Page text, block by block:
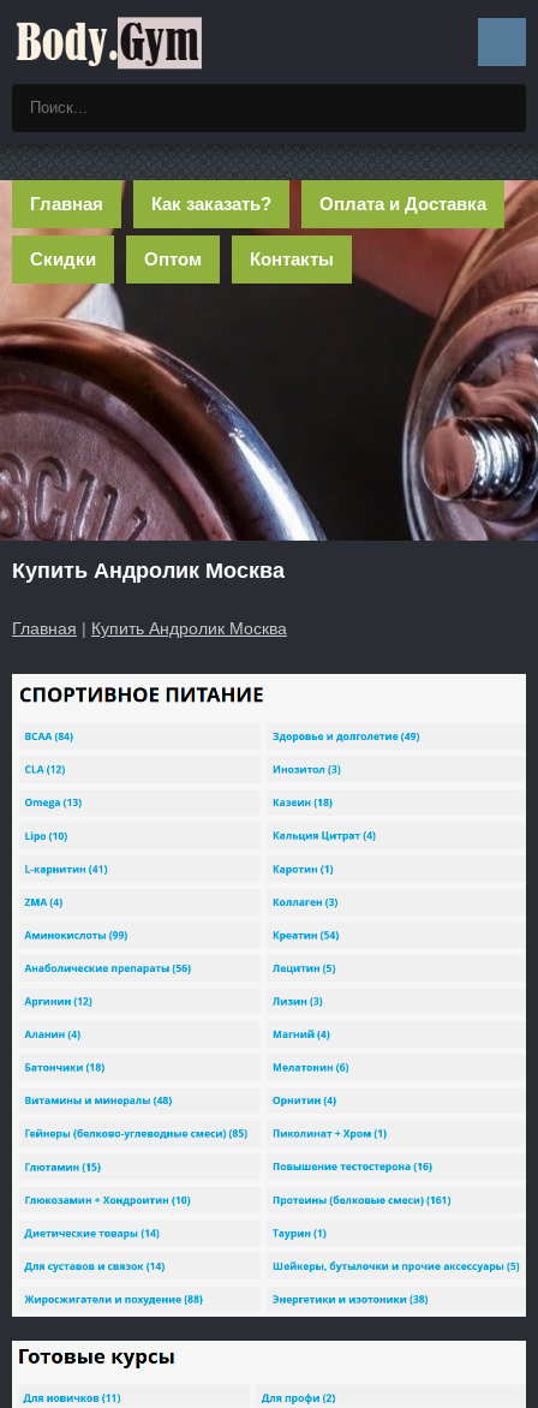
Главная Как заказать? Оплата и Доставка
Скидки Оптом Контакты
Купить Андролик Москва
Главная | Купить Андролик Москва